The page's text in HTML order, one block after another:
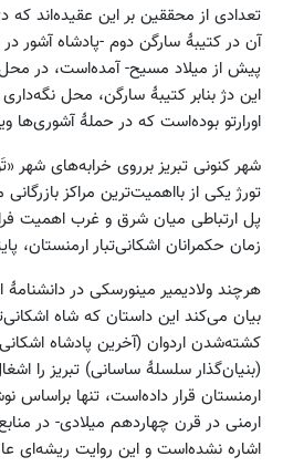
تعدادی از محققین بر این عقیده‌اند که
پیش از میلاد مسیح- آمده‌است، در محل
این دژ بنابر کتیبهٔ سارگن، محل
اورارتو بوده‌است که در حملهٔ آشوری‌ها
شهر کنونی تبریز برروی خرابه‌های شهر
تورژ یکی از بااهمیت‌ترین مراکز
پل ارتباطی میان شرق و غرب اهمیت
زمان حکمرانان اشکانی‌تبار
هرچند ولادیمیر مینورسکی در دانشنامهٔ
بیان می‌کند این داستان که شاه
کشته‌شدن اردوان (آخرین پادشاه
(بنیان‌گذار سلسلهٔ ساسانی) تبریز را
ارمنستان قرار داده‌است، تنها براساس
ارمنی در قرن چهاردهم میلادی- در
اشاره نشده‌است و این روایت ریشه‌ای